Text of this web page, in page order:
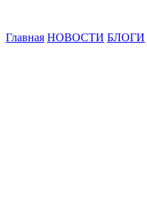
Главная НОВОСТИ БЛОГИ